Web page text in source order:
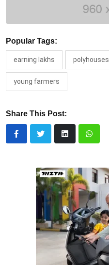
Popular Tags:
earning lakhs polyhouses
young farmers
Share This Post: